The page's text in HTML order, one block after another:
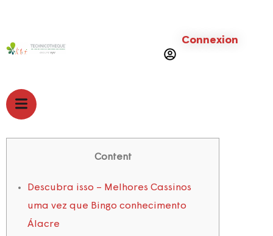
Connexion
Content
Descubra isso – Melhores Cassinos
uma vez que Bingo conhecimento
Álacre